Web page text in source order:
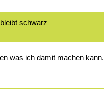
schwarz
was ich damit machen kann.